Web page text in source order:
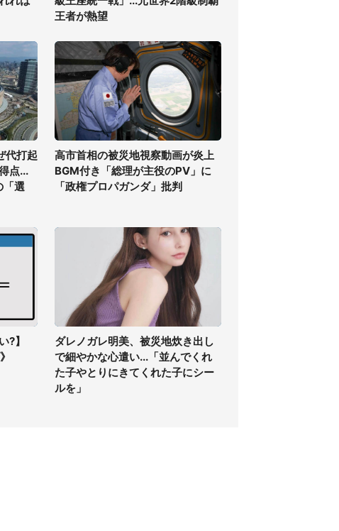
王者が熱望
代打起
点...
「選
高市首相の被災地視察動画が炎上
BGM付き「総理が主役のPV」に
「政権プロパガンダ」批判
?】
ダレノガレ明美、被災地炊き出し
で細やかな心遣い...「並んでくれ
た子やとりにきてくれた子にシー
ルを」